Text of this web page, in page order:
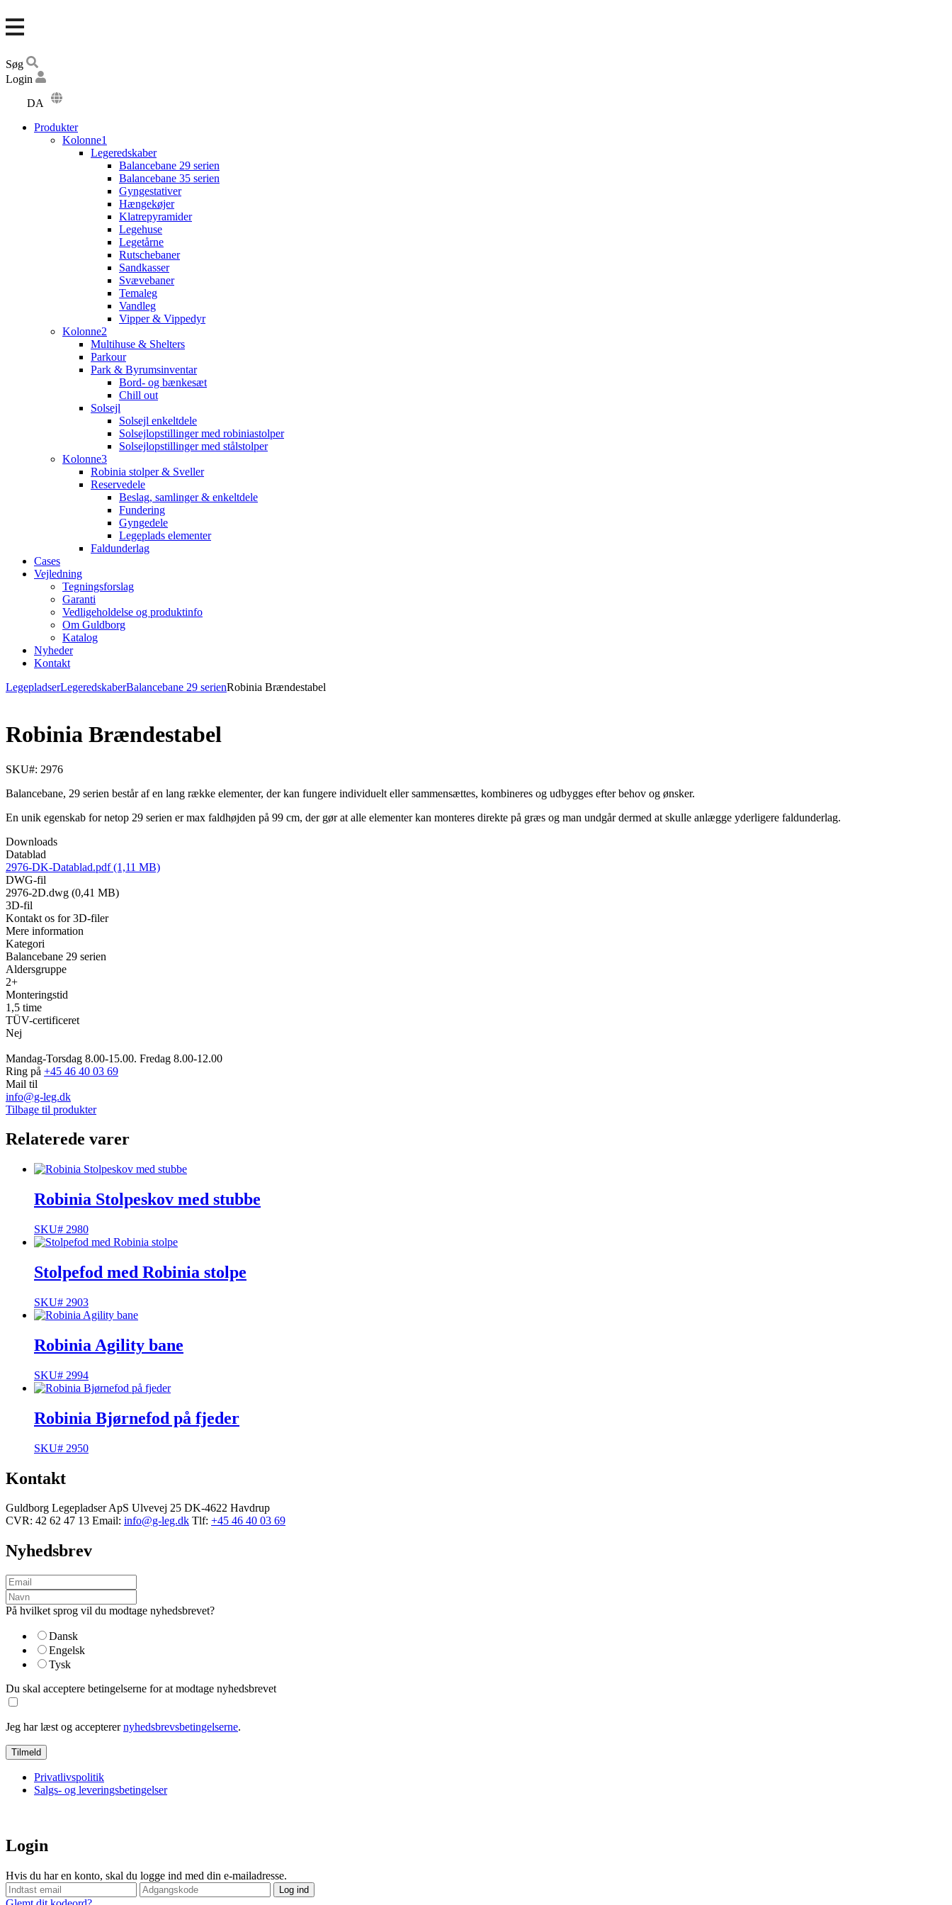
Søg
Login
DA
DE
Produkter
Kolonne1
Legeredskaber
Balancebane 29 serien
Balancebane 35 serien
Gyngestativer
Hængekøjer
Klatrepyramider
Legehuse
Legetårne
Rutschebaner
Sandkasser
Svævebaner
Temaleg
Vandleg
Vipper & Vippedyr
Kolonne2
Multihuse & Shelters
Parkour
Park & Byrumsinventar
Bord- og bænkesæt
Chill out
Solsejl
Solsejl enkeltdele
Solsejlopstillinger med robiniastolper
Solsejlopstillinger med stålstolper
Kolonne3
Robinia stolper & Sveller
Reservedele
Beslag, samlinger & enkeltdele
Fundering
Gyngedele
Legeplads elementer
Faldunderlag
Cases
Vejledning
Tegningsforslag
Garanti
Vedligeholdelse og produktinfo
Om Guldborg
Katalog
Nyheder
Kontakt
LegepladserLegeredskaberBalancebane 29 serienRobinia Brændestabel
Robinia Brændestabel
SKU#: 2976
Balancebane, 29 serien består af en lang række elementer, der kan fungere individuelt eller sammensættes, kombineres og udbygges efter behov og ønsker.
En unik egenskab for netop 29 serien er max faldhøjden på 99 cm, der gør at alle elementer kan monteres direkte på græs og man undgår dermed at skulle anlægge yderligere faldunderlag.
Downloads
Datablad
2976-DK-Datablad.pdf (1,11 MB)
DWG-fil
2976-2D.dwg (0,41 MB)
3D-fil
Kontakt os for 3D-filer
Mere information
Kategori
Balancebane 29 serien
Aldersgruppe
2+
Monteringstid
1,5 time
TÜV-certificeret
Nej
Mandag-Torsdag 8.00-15.00. Fredag 8.00-12.00
Ring på +45 46 40 03 69
Mail til
info@g-leg.dk
Tilbage til produkter
Relaterede varer
Robinia Stolpeskov med stubbe
SKU# 2980
Stolpefod med Robinia stolpe
SKU# 2903
Robinia Agility bane
SKU# 2994
Robinia Bjørnefod på fjeder
SKU# 2950
Kontakt
Guldborg Legepladser ApS Ulvevej 25 DK-4622 Havdrup
CVR: 42 62 47 13 Email: info@g-leg.dk Tlf: +45 46 40 03 69
Nyhedsbrev
På hvilket sprog vil du modtage nyhedsbrevet?
Dansk
Engelsk
Tysk
Du skal acceptere betingelserne for at modtage nyhedsbrevet
Jeg har læst og accepterernyhedsbrevsbetingelserne.
Privatlivspolitik
Salgs- og leveringsbetingelser
Login
Hvis du har en konto, skal du logge ind med din e-mailadresse.